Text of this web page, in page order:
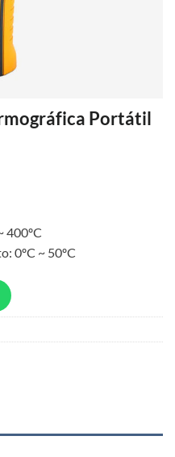
Portátil
400ºC
0ºC ~ 50ºC